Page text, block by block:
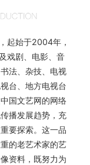
起始于2004年，
戏剧、电影、音
法、杂技、电视
台、地方电视台
国文艺网的网络
播发展趋势，充
要探索。这一品
的老艺术家的艺
资料，既努力为